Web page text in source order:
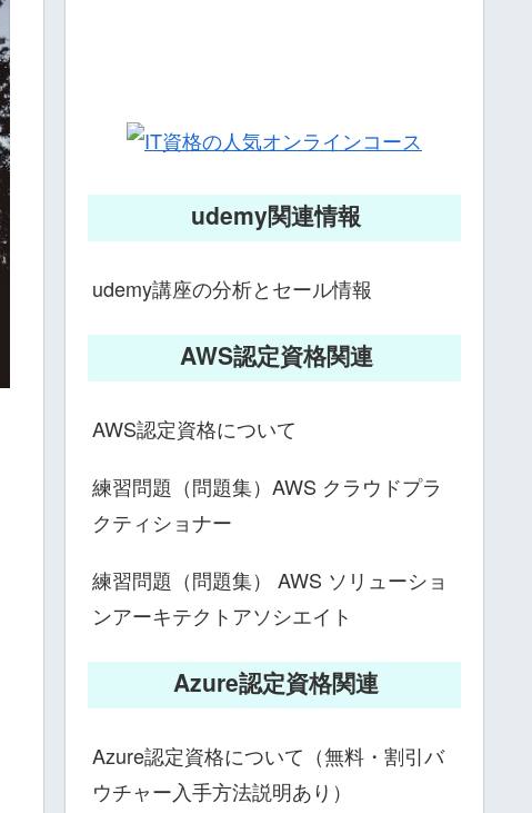
udemy関連情報
udemy講座の分析とセール情報
AWS認定資格関連
AWS認定資格について
練習問題（問題集）AWS クラウドプラ
クティショナー
練習問題（問題集） AWS ソリューショ
ンアーキテクトアソシエイト
Azure認定資格関連
Azure認定資格について（無料・割引バ
ウチャー入手方法説明あり）